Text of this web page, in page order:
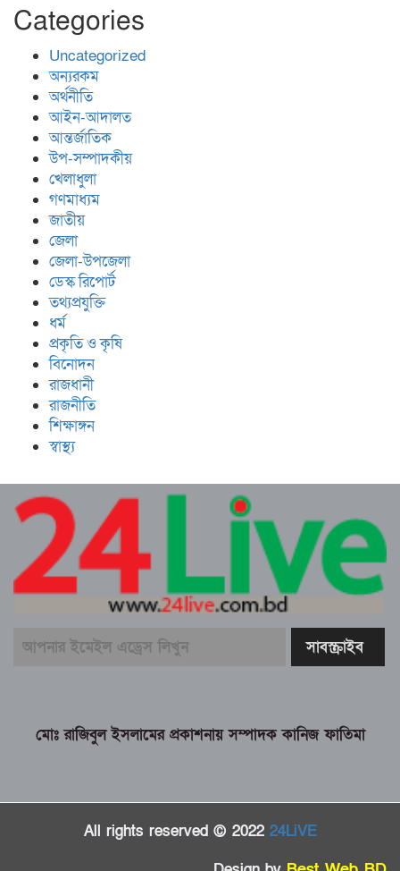
Categories
Uncategorized
অন্যরকম
অর্থনীতি
আইন-আদালত
আন্তর্জাতিক
উপ-সম্পাদকীয়
খেলাধুলা
গণমাধ্যম
জাতীয়
জেলা
জেলা-উপজেলা
ডেস্ক রিপোর্ট
তথ্যপ্রযুক্তি
ধর্ম
প্রকৃতি ও কৃষি
বিনোদন
রাজধানী
রাজনীতি
শিক্ষাঙ্গন
স্বাস্থ্য
মোঃ রাজিবুল ইসলামের প্রকাশনায় সম্পাদক কানিজ ফাতিমা
All rights reserved © 2022 24LiVE